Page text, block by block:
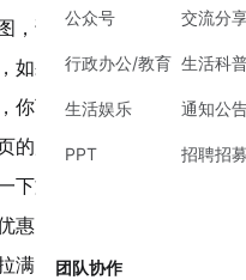
公众号
行政办公/教育
生活娱乐
PPT
交流分
生活科
通知公
招聘招
团队协作
说白了就是你的门面。
如果不够吸睛，后面做得
你可以直接搜索电商主图
的尺寸规格。点击模板
下文案和促销标签的位
惠的角标。说实话，这样
满，比你从零开始抠图快